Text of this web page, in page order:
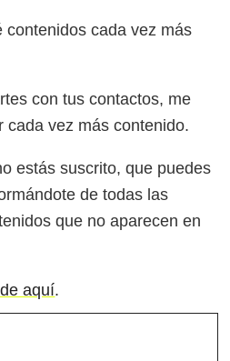
contenidos cada vez más
con tus contactos, me
cada vez más contenido.
estás suscrito, que puedes
de todas las
que no aparecen en
aquí.